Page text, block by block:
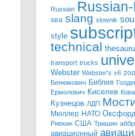
Russian
sea slang slownik
style
technical
transport trucks
Webster Webster's x6
Бенюмович Библия
Ермолович Киселев
Кузнецов ЛДП
Мюллер НАТО
Ривкин США Тришин
авиационный